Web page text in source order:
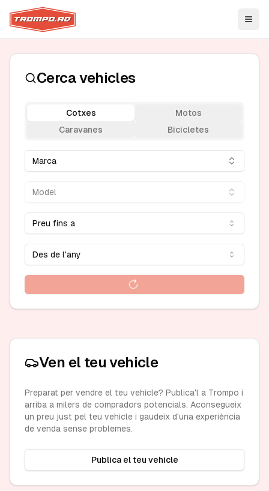
Cerca vehicles
Cotxes
Motos
Caravanes
Bicicletes
Marca
Model
Preu fins a
Des de l'any
Ven el teu vehicle
Preparat per vendre el teu vehicle? Publica'l a Trompo i
arriba a milers de compradors potencials. Aconsegueix
un preu just pel teu vehicle i gaudeix d'una experiència
de venda sense problemes.
Publica el teu vehicle